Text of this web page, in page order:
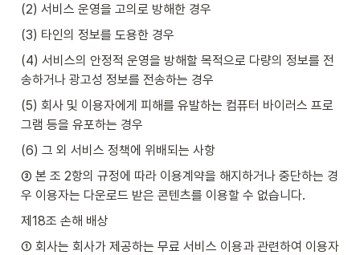
(2) 서비스 운영을 고의로 방해한 경우
(3) 타인의 정보를 도용한 경우
(4) 서비스의 안정적 운영을 방해할 목적으로 다량의 정보를 전
송하거나 광고성 정보를 전송하는 경우
(5) 회사 및 이용자에게 피해를 유발하는 컴퓨터 바이러스 프로
그램 등을 유포하는 경우
(6) 그 외 서비스 정책에 위배되는 사항
③ 본 조 2항의 규정에 따라 이용계약을 해지하거나 중단하는 경
우 이용자는 다운로드 받은 콘텐츠를 이용할 수 없습니다.
제18조 손해 배상
① 회사는 회사가 제공하는 무료 서비스 이용과 관련하여 이용자